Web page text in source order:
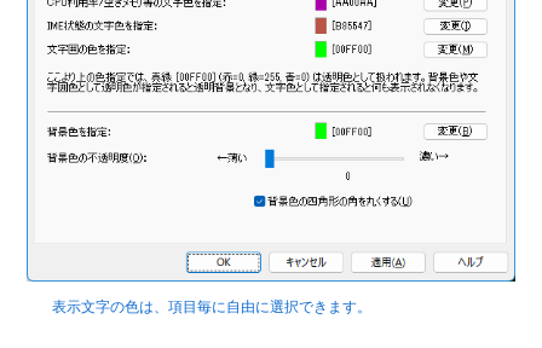
表示文字の色は、項目毎に自由に選択できます。